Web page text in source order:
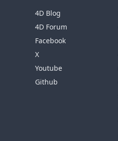
4D Blog
4D Forum
Facebook
X
Youtube
Github